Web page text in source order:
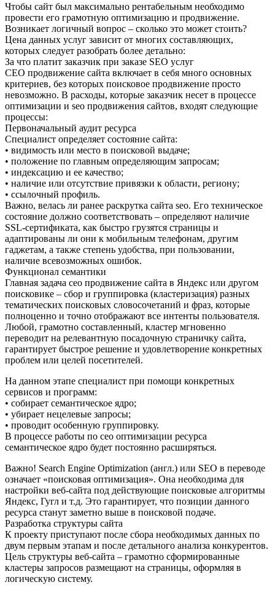
Чтобы сайт был максимально рентабельным необходимо
провести его грамотную оптимизацию и продвижение.
Возникает логичный вопрос – сколько это может стоить?
Цена данных услуг зависит от многих составляющих,
которых следует разобрать более детально:
За что платит заказчик при заказе SEO услуг
СEO продвижение сайта включает в себя много основных
критериев, без которых поисковое продвижение просто
невозможно. В расходы, которые заказчик несет в процессе
оптимизации и seo продвижения сайтов, входят следующие
процессы:
Первоначальный аудит ресурса
Специалист определяет состояние сайта:
• видимость или место в поисковой выдаче;
• положение по главным определяющим запросам;
• индексацию и ее качество;
• наличие или отсутствие привязки к области, региону;
• ссылочный профиль.
Важно, велась ли ранее раскрутка сайта seo. Его техническое
состояние должно соответствовать – определяют наличие
SSL-сертификата, как быстро грузятся страницы и
адаптированы ли они к мобильным телефонам, другим
гаджетам, а также степень удобства, при пользовании,
наличие всевозможных ошибок.
Функционал семантики
Главная задача сео продвижение сайта в Яндекс или другом
поисковике – сбор и группировка (кластеризация) разных
тематических поисковых словосочетаний и фраз, которые
полноценно и точно отображают все интенты пользователя.
Любой, грамотно составленный, кластер мгновенно
переводит на релевантную посадочную страничку сайта,
гарантирует быстрое решение и удовлетворение конкретных
проблем или целей посетителей.
На данном этапе специалист при помощи конкретных
сервисов и программ:
• собирает семантическое ядро;
• убирает нецелевые запросы;
• проводит особенную группировку.
В процессе работы по сео оптимизации ресурса
семантическое ядро будет постоянно расширяться.
Важно! Search Engine Optimization (англ.) или SEO в переводе
означает «поисковая оптимизация». Она необходима для
настройки веб-сайта под действующие поисковые алгоритмы
Яндекс, Гугл и т.д. Это гарантирует, что позиции данного
ресурса станут заметно выше в поисковой подаче.
Разработка структуры сайта
К проекту приступают после сбора необходимых данных по
двум первым этапам и после детального анализа конкурентов.
Цель структуры веб-сайта – грамотно сформированные
кластеры запросов размещают на страницы, оформляя в
логическую систему.